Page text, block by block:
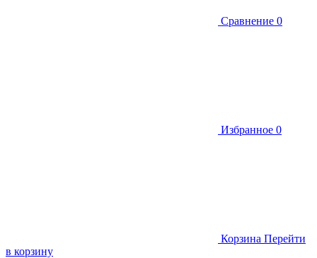
Сравнение 0
Избранное 0
Корзина Перейти
в корзину